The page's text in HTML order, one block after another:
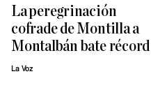
La peregrinación
cofrade de Montilla a
Montalbán bate récord
La Voz